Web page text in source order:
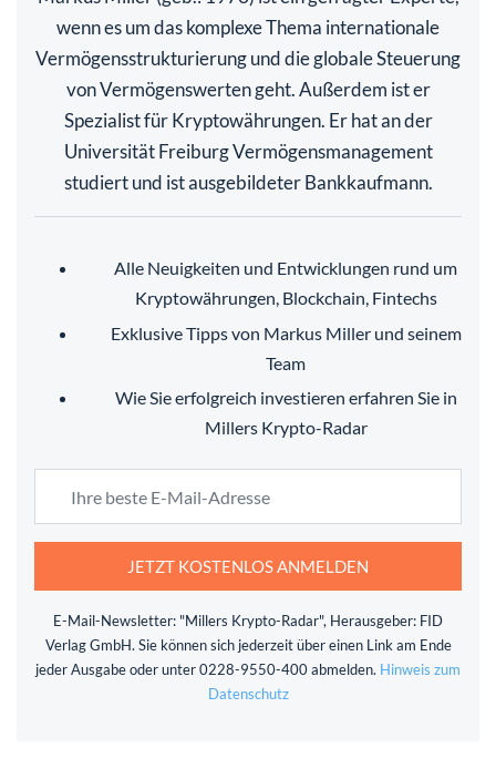
wenn es um das komplexe Thema internationale
Vermögensstrukturierung und die globale Steuerung
von Vermögenswerten geht. Außerdem ist er
Spezialist für Kryptowährungen. Er hat an der
Universität Freiburg Vermögensmanagement
studiert und ist ausgebildeter Bankkaufmann.
Alle Neuigkeiten und Entwicklungen rund um
Kryptowährungen, Blockchain, Fintechs
Exklusive Tipps von Markus Miller und seinem
Team
Wie Sie erfolgreich investieren erfahren Sie in
Millers Krypto-Radar
JETZT KOSTENLOS ANMELDEN
E-Mail-Newsletter: "Millers Krypto-Radar", Herausgeber: FID
Verlag GmbH. Sie können sich jederzeit über einen Link am Ende
jeder Ausgabe oder unter 0228-9550-400 abmelden. Hinweis zum
Datenschutz